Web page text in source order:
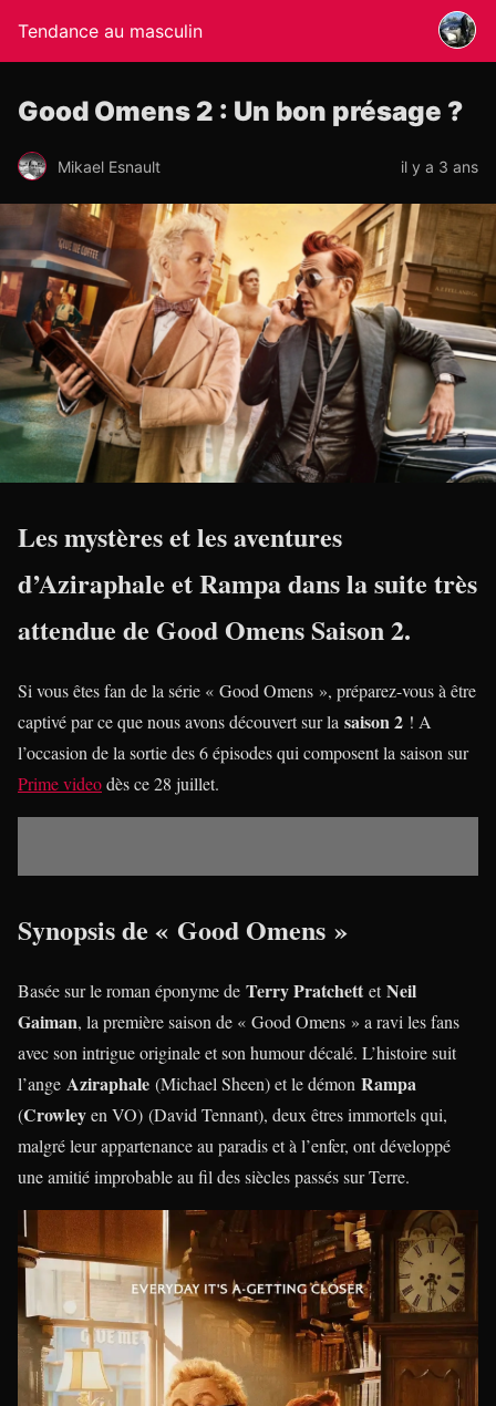
Tendance au masculin
Good Omens 2 : Un bon présage ?
Mikael Esnault il y a 3 ans
Les mystères et les aventures
d’Aziraphale et Rampa dans la suite très
attendue de Good Omens Saison 2.
Si vous êtes fan de la série « Good Omens », préparez-vous à être
captivé par ce que nous avons découvert sur la saison 2 ! A
l’occasion de la sortie des 6 épisodes qui composent la saison sur
Prime videodès ce 28 juillet.
Synopsis de « Good Omens »
Basée sur le roman éponyme de Terry Pratchett etNeil
Gaiman, la première saison de « Good Omens » a ravi les fans
avec son intrigue originale et son humour décalé. L’histoire suit
l’ange Aziraphale (Michael Sheen) et le démon Rampa
(Crowleyen VO) (David Tennant), deux êtres immortels qui,
malgré leur appartenance au paradis et à l’enfer, ont développé
une amitié improbable au fil des siècles passés sur Terre.